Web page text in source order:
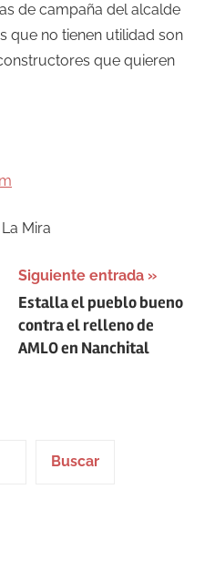
de campaña del alcalde
que no tienen utilidad son
que quieren
Mira
Siguiente entrada
Estalla el pueblo bueno
contra el relleno de
AMLO en Nanchital
Buscar